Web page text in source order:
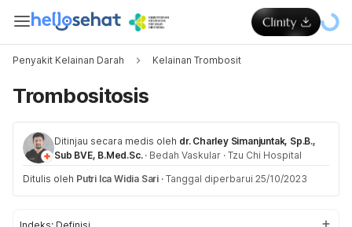
Penyakit Kelainan Darah Kelainan Trombosit
Trombositosis
Ditinjau secara medis oleh dr. Charley Simanjuntak, Sp.B.,
Sub BVE, B.Med.Sc. · Bedah Vaskular ·Tzu Chi Hospital
Ditulis oleh Putri Ica Widia Sari · Tanggal diperbarui 25/10/2023